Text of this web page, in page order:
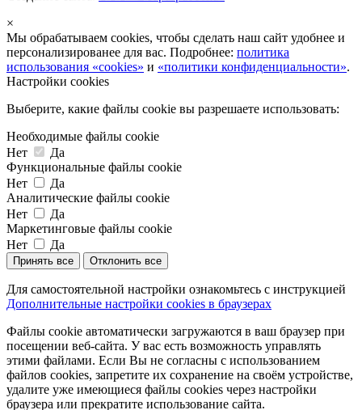
×
Мы обрабатываем cookies, чтобы сделать наш сайт удобнее и
персонализированее для вас. Подробнее: политика
использования «cookies» и «политики конфиденциальности».
Настройки cookies
Выберите, какие файлы cookie вы разрешаете использовать:
Необходимые файлы cookie
Нет
Да
Функциональные файлы cookie
Нет
Да
Аналитические файлы cookie
Нет
Да
Маркетинговые файлы cookie
Нет
Да
Принять все Отклонить все
Для самостоятельной настройки ознакомьтесь с инструкцией
Дополнительные настройки cookies в браузерах
Файлы cookie автоматически загружаются в ваш браузер при
посещении веб-сайта. У вас есть возможность управлять
этими файлами. Если Вы не согласны с использованием
файлов cookies, запретите их сохранение на своём устройстве,
удалите уже имеющиеся файлы cookies через настройки
браузера или прекратите использование сайта.